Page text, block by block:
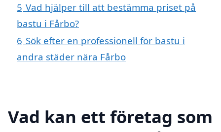
5 Vad hjälper till att bestämma priset på
bastu i Fårbo?
6 Sök efter en professionell för bastu i
andra städer nära Fårbo
Vad kan ett företag som